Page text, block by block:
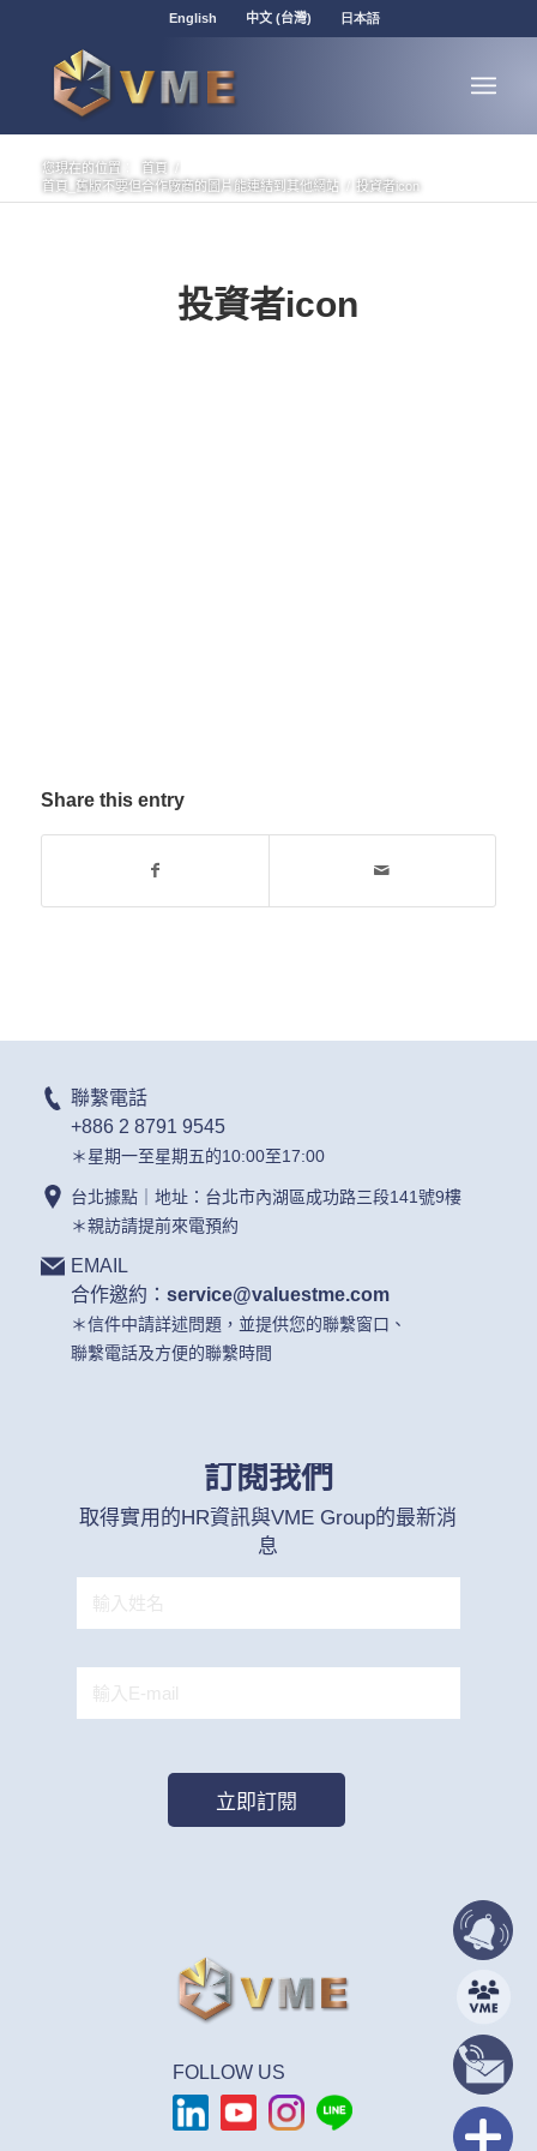
English 中文 (台灣) 日本語
您現在的位置： 首頁
首頁_舊版不要但合作廠商的圖片能連結到其他網站
投資者icon
投資者icon
Share this entry
聯繫電話
+886 2 8791 9545
＊星期一至星期五的10:00至17:00
台北據點｜地址：台北市內湖區成功路三段141號9樓
＊親訪請提前來電預約
EMAIL
合作邀約： service@valuestme.com
＊信件中請詳述問題，並提供您的聯繫窗口、
聯繫電話及方便的聯繫時間
訂閱我們
取得實用的HR資訊與VME Group的最新消
息
FOLLOW US